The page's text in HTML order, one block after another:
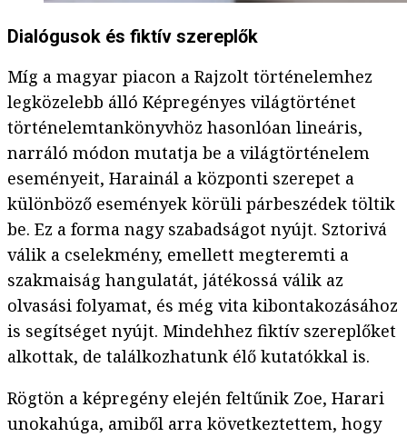
Dialógusok és fiktív szereplők
Míg a magyar piacon a Rajzolt történelemhez
legközelebb álló Képregényes világtörténet
történelemtankönyvhöz hasonlóan lineáris,
narráló módon mutatja be a világtörténelem
eseményeit, Harainál a központi szerepet a
különböző események körüli párbeszédek töltik
be. Ez a forma nagy szabadságot nyújt. Sztorivá
válik a cselekmény, emellett megteremti a
szakmaiság hangulatát, játékossá válik az
olvasási folyamat, és még vita kibontakozásához
is segítséget nyújt. Mindehhez fiktív szereplőket
alkottak, de találkozhatunk élő kutatókkal is.
Rögtön a képregény elején feltűnik Zoe, Harari
unokahúga, amiből arra következtettem, hogy